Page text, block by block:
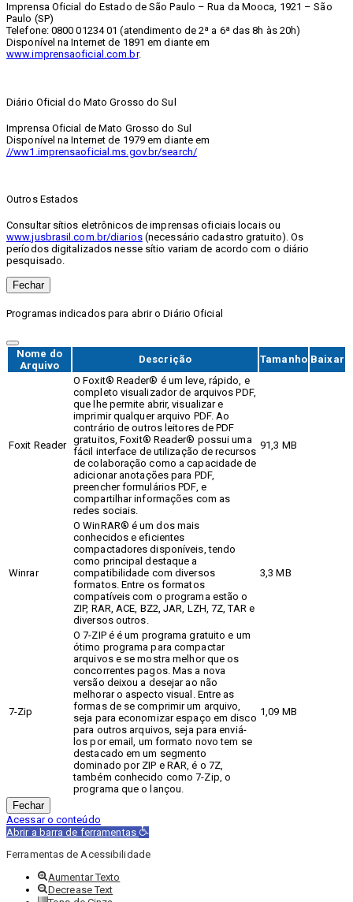
Imprensa Oficial do Estado de São Paulo – Rua da Mooca, 1921 – São
Paulo (SP)
Telefone: 0800 01234 01 (atendimento de 2ª a 6ª das 8h às 20h)
Disponível na Internet de 1891 em diante em
www.imprensaoficial.com.br.
Diário Oficial do Mato Grosso do Sul
Imprensa Oficial de Mato Grosso do Sul
Disponível na Internet de 1979 em diante em
//ww1.imprensaoficial.ms.gov.br/search/
Outros Estados
Consultar sítios eletrônicos de imprensas oficiais locais ou
www.jusbrasil.com.br/diarios(necessário cadastro gratuito). Os
períodos digitalizados nesse sítio variam de acordo com o diário
pesquisado.
Fechar
Programas indicados para abrir o Diário Oficial
Nome do
Arquivo
Descrição Tamanho Baixar
Foxit Reader
O Foxit® Reader® é um leve, rápido, e
completo visualizador de arquivos PDF,
que lhe permite abrir, visualizar e
imprimir qualquer arquivo PDF. Ao
contrário de outros leitores de PDF
gratuitos, Foxit® Reader® possui uma
fácil interface de utilização de recursos
de colaboração como a capacidade de
adicionar anotações para PDF,
preencher formulários PDF, e
compartilhar informações com as
redes sociais.
91,3 MB
Winrar
O WinRAR® é um dos mais
conhecidos e eficientes
compactadores disponíveis, tendo
como principal destaque a
compatibilidade com diversos
formatos. Entre os formatos
compatíveis com o programa estão o
ZIP, RAR, ACE, BZ2, JAR, LZH, 7Z, TAR e
diversos outros.
3,3 MB
7-Zip
O 7-ZIP é é um programa gratuito e um
ótimo programa para compactar
arquivos e se mostra melhor que os
concorrentes pagos. Mas a nova
versão deixou a desejar ao não
melhorar o aspecto visual. Entre as
formas de se comprimir um arquivo,
seja para economizar espaço em disco
para outros arquivos, seja para enviá-
los por email, um formato novo tem se
destacado em um segmento
dominado por ZIP e RAR, é o 7Z,
também conhecido como 7-Zip, o
programa que o lançou.
1,09 MB
Fechar
Acessar o conteúdo
Abrir a barra de ferramentas
Ferramentas de Acessibilidade
Aumentar Texto
Decrease Text